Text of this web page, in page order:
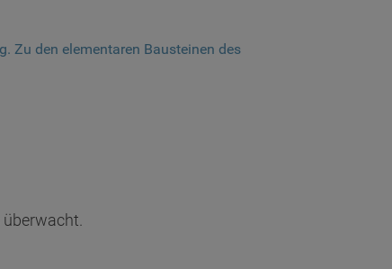
Zu den elementaren Bausteinen des